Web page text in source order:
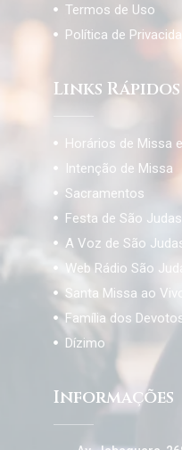
Termos de Uso
Política de
Links Rápidos
Horários de Missa
Intenção de Missa
Sacramentos
Festa de São
A Voz de São
Web Rádio São
Santa Missa ao Vivo
Família dos
Dízimo
Informações